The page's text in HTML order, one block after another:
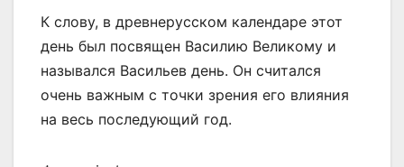
К слову, в древнерусском календаре этот
день был посвящен Василию Великому и
назывался Васильев день. Он считался
очень важным с точки зрения его влияния
на весь последующий год.